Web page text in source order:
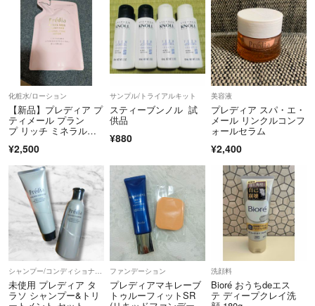
化粧水/ローション
【新品】プレディア プ
ティメール プラン
プ リッチ ミネラルコ
¥2,500
サンプル/トライアルキット
スティーブンノル 試
供品
¥880
美容液
プレディア スパ・エ・
メール リンクルコンフ
ォールセラム
¥2,400
未使用 プレディア タ
ラソ シャンプー&トリ
ファンデーション
プレディアマキレーブ
トゥルーフィットSR
洗顔料
Bioré おうちdeエス
テ ディープクレイ洗